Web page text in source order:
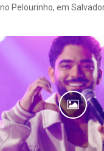
Pelourinho, em